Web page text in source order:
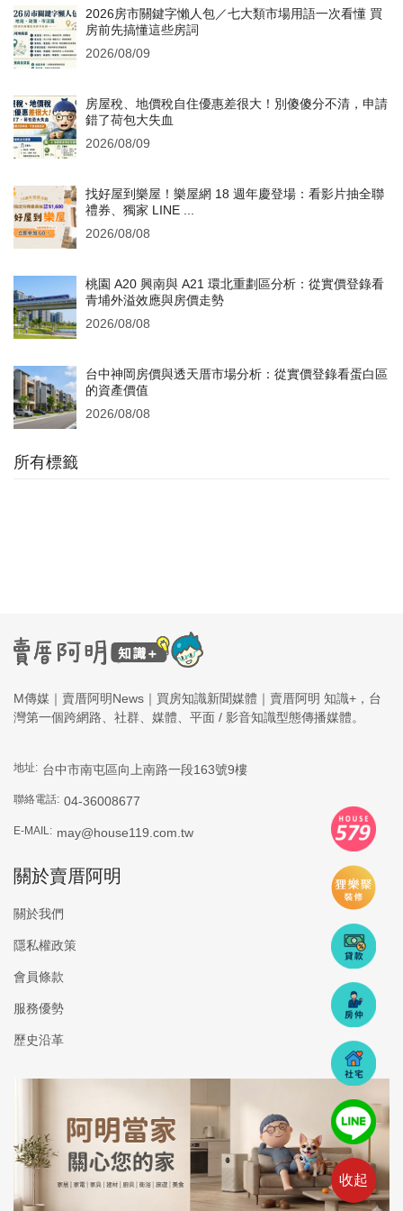
收起
2026房市關鍵字懶人包／七大類市場用語一次看懂 買
房前先搞懂這些房詞
2026/08/09
房屋稅、地價稅自住優惠差很大！別傻傻分不清，申請
錯了荷包大失血
2026/08/09
找好屋到樂屋！樂屋網 18 週年慶登場：看影片抽全聯
禮券、獨家 LINE ...
2026/08/08
桃園 A20 興南與 A21 環北重劃區分析：從實價登錄看
青埔外溢效應與房價走勢
2026/08/08
台中神岡房價與透天厝市場分析：從實價登錄看蛋白區
的資產價值
2026/08/08
所有標籤
M傳媒｜賣厝阿明News｜買房知識新聞媒體｜賣厝阿明 知識+，台
灣第一個跨網路、社群、媒體、平面 / 影音知識型態傳播媒體。
地址: 台中市南屯區向上南路一段163號9樓
聯絡電話: 04-36008677
E-MAIL: may@house119.com.tw
關於賣厝阿明
關於我們
隱私權政策
會員條款
服務優勢
歷史沿革